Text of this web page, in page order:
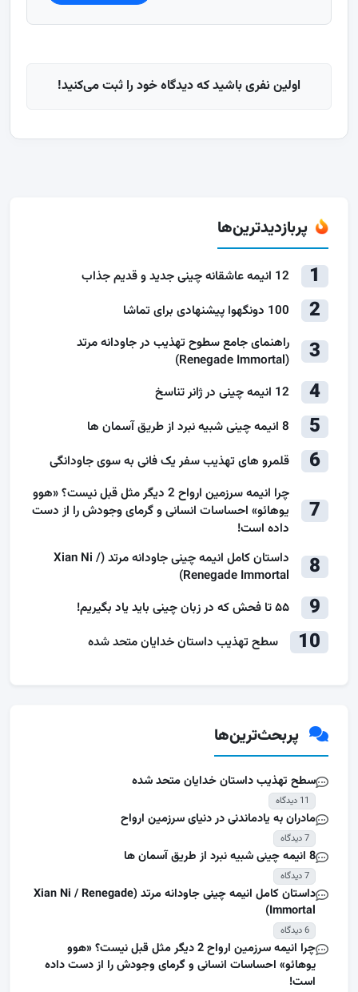
اولین نفری باشید که دیدگاه خود را ثبت می‌کنید!
پربازدیدترین‌ها
1 12 انیمه عاشقانه چینی جدید و قدیم جذاب
2 100 دونگهوا پیشنهادی برای تماشا
3
راهنمای جامع سطوح تهذیب در جاودانه مرتد
(Renegade Immortal)
4 12 انیمه چینی در ژانر تناسخ
5 8 انیمه چینی شبیه نبرد از طریق آسمان ها
6 قلمرو های تهذیب سفر یک فانی به سوی جاودانگی
7
چرا انیمه سرزمین ارواح 2 دیگر مثل قبل نیست؟ «هوو
یوهائو» احساسات انسانی و گرمای وجودش را از دست
داده است!
8
داستان کامل انیمه چینی جاودانه مرتد (Xian Ni /
Renegade Immortal)
9 ۵۵ تا فحش که در زبان چینی باید یاد بگیریم!
10 سطح تهذیب داستان خدایان متحد شده
پربحث‌ترین‌ها
سطح تهذیب داستان خدایان متحد شده
11 دیدگاه
مادران به یادماندنی در دنیای سرزمین ارواح
7 دیدگاه
8 انیمه چینی شبیه نبرد از طریق آسمان ها
7 دیدگاه
داستان کامل انیمه چینی جاودانه مرتد (Xian Ni / Renegade
Immortal)
6 دیدگاه
چرا انیمه سرزمین ارواح 2 دیگر مثل قبل نیست؟ «هوو
یوهائو» احساسات انسانی و گرمای وجودش را از دست داده
است!